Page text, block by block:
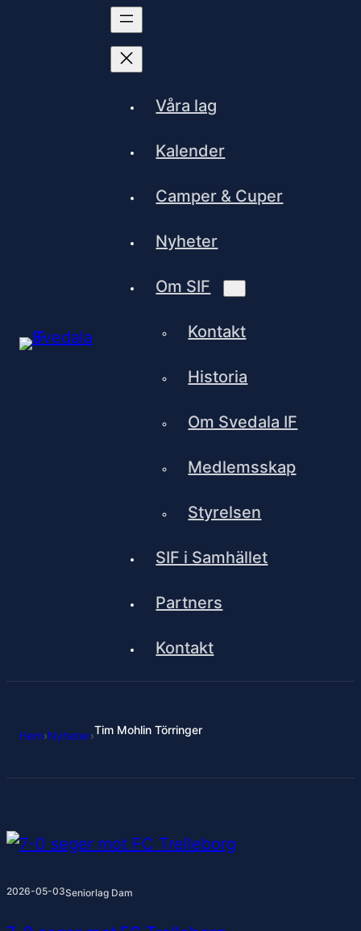
Våra lag
Kalender
Camper & Cuper
Nyheter
Om SIF
Kontakt
Historia
Om Svedala IF
Medlemsskap
Styrelsen
SIF i Samhället
Partners
Kontakt
Hem›Nyheter›Tim Mohlin Törringer
2026-05-03Seniorlag Dam